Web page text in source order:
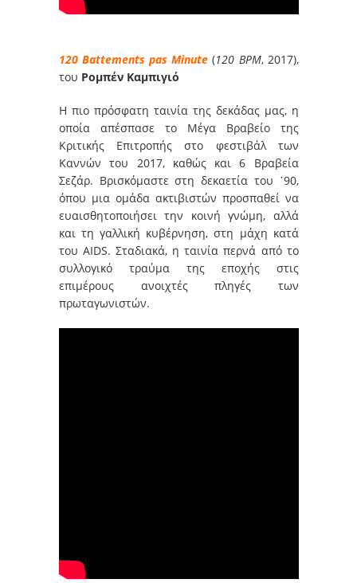
120 Battements pas Minute (120 BPM, 2017),
του Ρομπέν Καμπιγιό
Η πιο πρόσφατη ταινία της δεκάδας μας, η
οποία απέσπασε το Μέγα Βραβείο της
Κριτικής Επιτροπής στο φεστιβάλ των
Καννών του 2017, καθώς και 6 Βραβεία
Σεζάρ. Βρισκόμαστε στη δεκαετία του ᾽90,
όπου μια ομάδα ακτιβιστών προσπαθεί να
ευαισθητοποιήσει την κοινή γνώμη, αλλά
και τη γαλλική κυβέρνηση, στη μάχη κατά
του AIDS. Σταδιακά, η ταινία περνά από το
συλλογικό τραύμα της εποχής στις
επιμέρους ανοιχτές πληγές των
πρωταγωνιστών.